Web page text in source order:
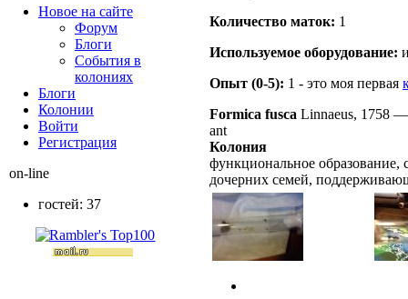
Количество маток: 1
Используемое оборудование:
Опыт (0-5): 1 - это моя первая
Formica fusca Linnaeus, 1758
ant
Колония
функциональное образование,
дочерних семей,
Новое на сайте
Форум
Блоги
События в
колониях
Блоги
Колонии
Войти
Peгиcтpaция
on-line
гостей: 37